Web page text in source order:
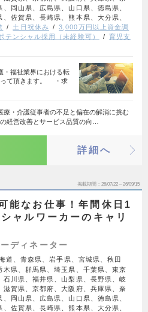
岡山県、広島県、山口県、徳島県、
佐賀県、長崎県、熊本県、大分県、
土日祝休み
3,000万円以上資金調
テンシャル採用（未経験可）
育児支
・福祉業界における転
って頂きます。 ・求
療・介護従事者の不足と偏在の解消に挑む
経営改善とサービス品質の向…
詳細へ
掲載期間 26/07/22～26/09/15
能なお仕事！年間休日1
ャルワーカーのキャリ
ディネーター
道、青森県、岩手県、宮城県、秋田
県、群馬県、埼玉県、千葉県、東京
川県、福井県、山梨県、長野県、岐
賀県、京都府、大阪府、兵庫県、奈
岡山県、広島県、山口県、徳島県、
佐賀県、長崎県、熊本県、大分県、